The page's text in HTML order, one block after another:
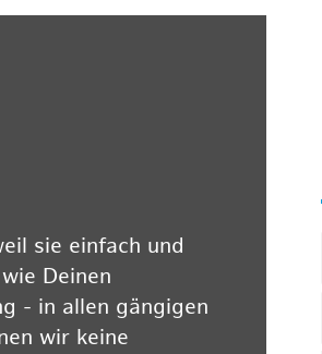
sie einfach und
Deinen
- in allen gängigen
wir keine